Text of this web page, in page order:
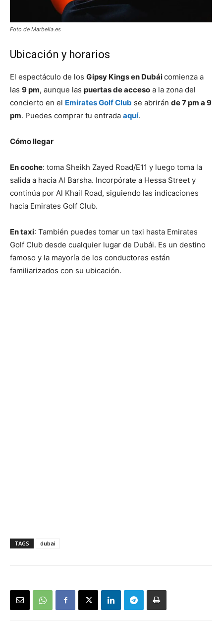
Foto de Marbella.es
Ubicación y horarios
El espectáculo de los Gipsy Kings en Dubáicomienza a
las 9 pm, aunque las puertas de acceso a la zona del
concierto en el Emirates Golf Club se abrirán de 7 pm a 9
pm. Puedes comprar tu entrada aquí.
Cómo llegar
En coche: toma Sheikh Zayed Road/E11 y luego toma la
salida a hacia Al Barsha. Incorpórate a Hessa Street y
continúa por Al Khail Road, siguiendo las indicaciones
hacia Emirates Golf Club.
En taxi: También puedes tomar un taxi hasta Emirates
Golf Club desde cualquier lugar de Dubái. Es un destino
famoso y la mayoría de los conductores están
familiarizados con su ubicación.
TAGS dubai